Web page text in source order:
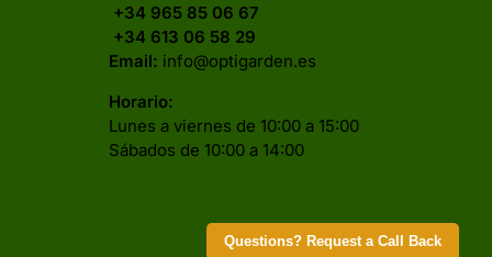
Questions? Request a Call Back
+34 965 85 06 67
+34 613 06 58 29
Email: info@optigarden.es
Horario:
Lunes a viernes de 10:00 a 15:00
Sábados de 10:00 a 14:00